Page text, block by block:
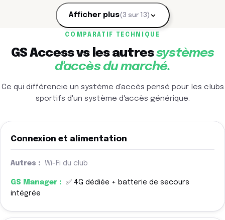
Afficher plus(3 sur 13)
COMPARATIF TECHNIQUE
GS Access vs les autressystèmes
d'accès du marché.
Ce qui différencie un système d'accès pensé pour les clubs
sportifs d'un système d'accès générique.
Connexion et alimentation
Wi-Fi du club
✅ 4G dédiée + batterie de secours
intégrée